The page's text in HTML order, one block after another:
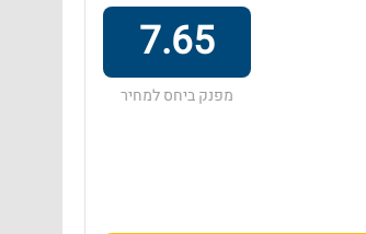
7.65
מפנק ביחס למחיר